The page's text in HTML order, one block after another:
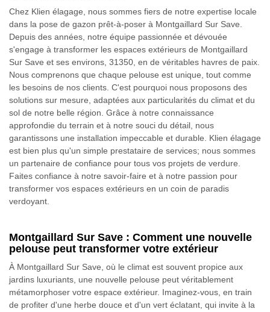
Chez Klien élagage, nous sommes fiers de notre expertise locale
dans la pose de gazon prêt-à-poser à Montgaillard Sur Save.
Depuis des années, notre équipe passionnée et dévouée
s'engage à transformer les espaces extérieurs de Montgaillard
Sur Save et ses environs, 31350, en de véritables havres de paix.
Nous comprenons que chaque pelouse est unique, tout comme
les besoins de nos clients. C'est pourquoi nous proposons des
solutions sur mesure, adaptées aux particularités du climat et du
sol de notre belle région. Grâce à notre connaissance
approfondie du terrain et à notre souci du détail, nous
garantissons une installation impeccable et durable. Klien élagage
est bien plus qu'un simple prestataire de services; nous sommes
un partenaire de confiance pour tous vos projets de verdure.
Faites confiance à notre savoir-faire et à notre passion pour
transformer vos espaces extérieurs en un coin de paradis
verdoyant.
Montgaillard Sur Save : Comment une nouvelle
pelouse peut transformer votre extérieur
À Montgaillard Sur Save, où le climat est souvent propice aux
jardins luxuriants, une nouvelle pelouse peut véritablement
métamorphoser votre espace extérieur. Imaginez-vous, en train
de profiter d'une herbe douce et d'un vert éclatant, qui invite à la